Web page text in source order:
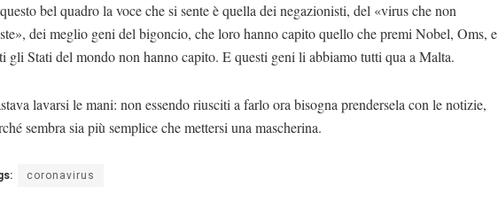
bel quadro la voce che si sente è quella dei negazionisti, del «virus che non
dei meglio geni del bigoncio, che loro hanno capito quello che premi Nobel, Oms, e
gli Stati del mondo non hanno capito. E questi geni li abbiamo tutti qua a Malta.
lavarsi le mani: non essendo riusciti a farlo ora bisogna prendersela con le notizie,
sembra sia più semplice che mettersi una mascherina.
coronavirus